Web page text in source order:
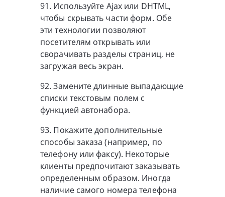
91. Используйте Ajax или DHTML,
чтобы скрывать части форм. Обе
эти технологии позволяют
посетителям открывать или
сворачивать разделы страниц, не
загружая весь экран.
92. Замените длинные выпадающие
списки текстовым полем с
функцией автонабора.
93. Покажите дополнительные
способы заказа (например, по
телефону или факсу). Некоторые
клиенты предпочитают заказывать
определенным образом. Иногда
наличие самого номера телефона